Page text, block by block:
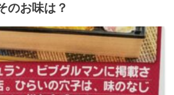
のお味は？